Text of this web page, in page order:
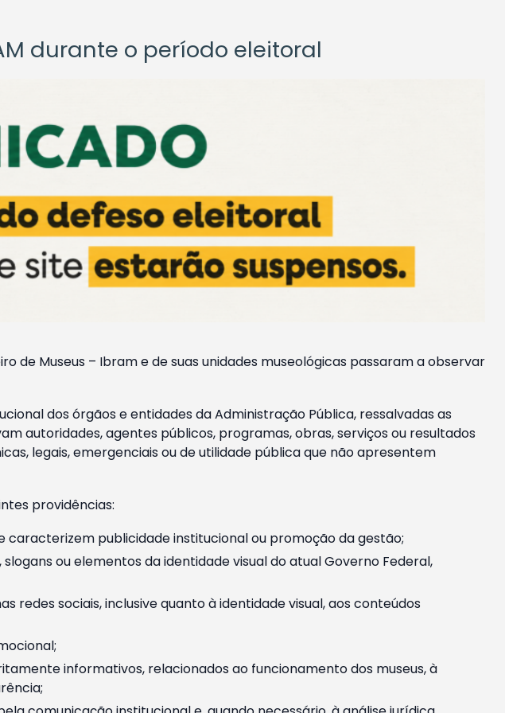
durante o período eleitoral
de Museus – Ibram e de suas unidades museológicas passaram a observar
dos órgãos e entidades da Administração Pública, ressalvadas as
autoridades, agentes públicos, programas, obras, serviços ou resultados
legais, emergenciais ou de utilidade pública que não apresentem
providências:
publicidade institucional ou promoção da gestão;
ou elementos da identidade visual do atual Governo Federal,
redes sociais, inclusive quanto à identidade visual, aos conteúdos
informativos, relacionados ao funcionamento dos museus, à